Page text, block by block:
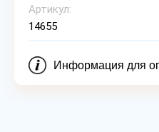
Артикул:
14655
Информация для